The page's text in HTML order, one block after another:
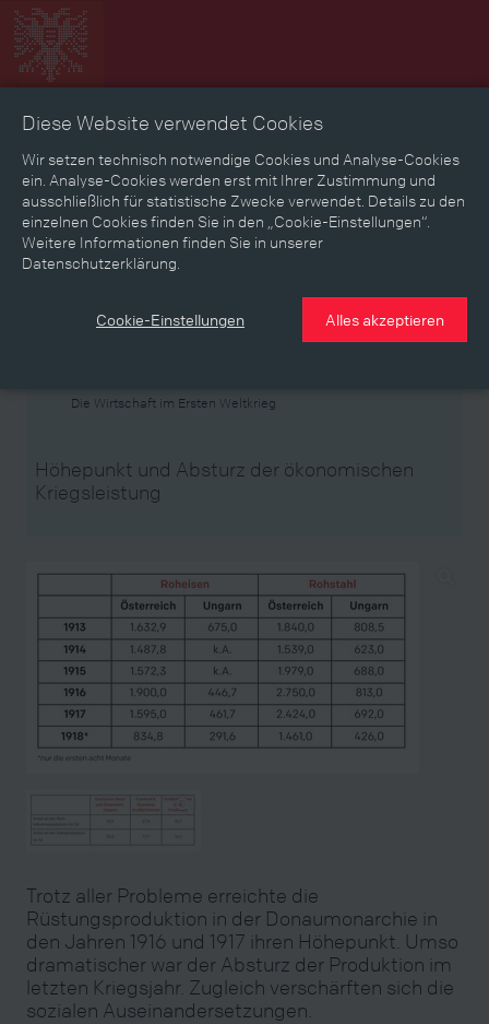
Zeitbild Zeitreise Landkarte Erinnerungen
Mediathek Textmodus
Themen Zeiträume Aspekte
Die Wirtschaft im Ersten Weltkrieg
Höhepunkt und Absturz der ökonomischen
Kriegsleistung
Trotz aller Probleme erreichte die
Rüstungsproduktion in der Donaumonarchie in
den Jahren 1916 und 1917 ihren Höhepunkt. Umso
dramatischer war der Absturz der Produktion im
letzten Kriegsjahr. Zugleich verschärften sich die
sozialen Auseinandersetzungen.
Diese Website verwendet Cookies
Wir setzen technisch notwendige Cookies und Analyse-Cookies
ein. Analyse-Cookies werden erst mit Ihrer Zustimmung und
ausschließlich für statistische Zwecke verwendet. Details zu den
einzelnen Cookies finden Sie in den „Cookie-Einstellungen“.
Weitere Informationen finden Sie in unserer
Datenschutzerklärung.
Cookie-Einstellungen Alles akzeptieren